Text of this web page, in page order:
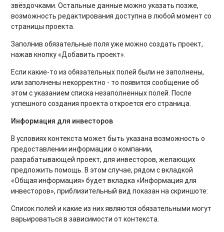
звёздочками. Остальные данные можно указать позже,
возможность редактирования доступна в любой момент со
страницы проекта.
Заполнив обязательные поля уже можно создать проект,
нажав кнопку «Добавить проект».
Если какие-то из обязательных полей были не заполнены,
или заполнены некорректно - то появится сообщение об
этом с указанием списка незаполненных полей. После
успешного создания проекта откроется его страница.
Информация для инвесторов
В условиях контекста может быть указана возможность о
предоставлении информации о компании,
разрабатывающей проект, для инвесторов, желающих
предложить помощь. В этом случае, рядом с вкладкой
«Общая информация» будет вкладка «Информация для
инвесторов», приблизительный вид показан на скриншоте:
Список полей и какие из них являются обязательными могут
варьироваться в зависимости от контекста.